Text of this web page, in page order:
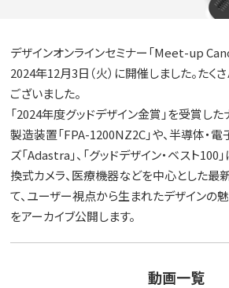
デザインオンラインセミナー「Meet-up
2024年12月3日（火）に開催しました。たく
ございました。
「2024年度グッドデザイン金賞」を受賞し
製造装置「FPA-1200NZ2C」や、半導体・
ズ「Adastra」、「グッドデザイン・ベスト
換式カメラ、医療機器などを中心とした最
て、ユーザー視点から生まれたデザインの
をアーカイブ公開します。
動画一覧